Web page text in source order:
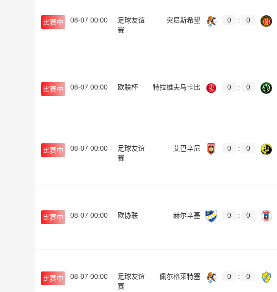
比赛中 08-07 00:00
足球友谊
赛
突尼斯希望 0 : 0
比赛中 08-07 00:00 欧联杯 特拉维夫马卡比 0 : 0
比赛中 08-07 00:00
足球友谊
赛
艾巴辛尼 0 : 0
比赛中 08-07 00:00 欧协联 赫尔辛基 0 : 0
比赛中 08-07 00:00
足球友谊
赛
佩尔格莱特塞 0 : 0